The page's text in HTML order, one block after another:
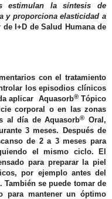
estimulan la síntesis de
y proporciona elasticidad a
de I+D de Salud Humana de
con el tratamiento
los episodios clínicos
aplicar Aquasorb®Tópico
corporal o en las zonas
al día de Aquasorb® Oral,
3 meses. Después de
de 2 a 3 meses para
el mismo ciclo. El
para preparar la piel
por ejemplo antes del
También se puede tomar de
para mantener un óptimo